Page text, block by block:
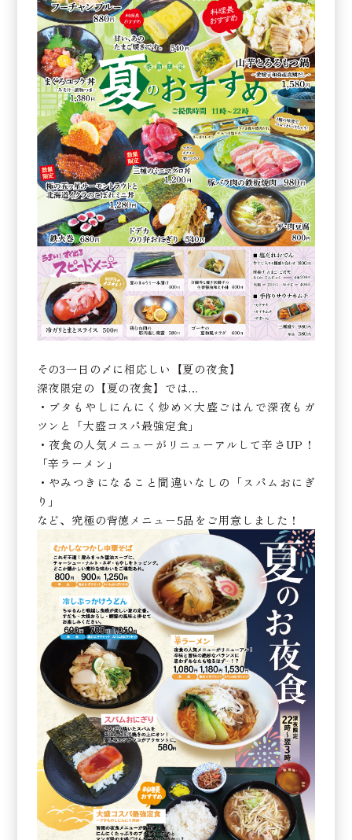
その3一日の〆に相応しい【夏の夜食】
深夜限定の【夏の夜食】では…
・ブタもやしにんにく炒め×大盛ごはんで深夜もガ
ツンと「大盛コスパ最強定食」
・夜食の人気メニューがリニューアルして辛さUP！
「辛ラーメン」
・やみつきになること間違いなしの「スパムおにぎ
り」
など、究極の背徳メニュー5品をご用意しました！